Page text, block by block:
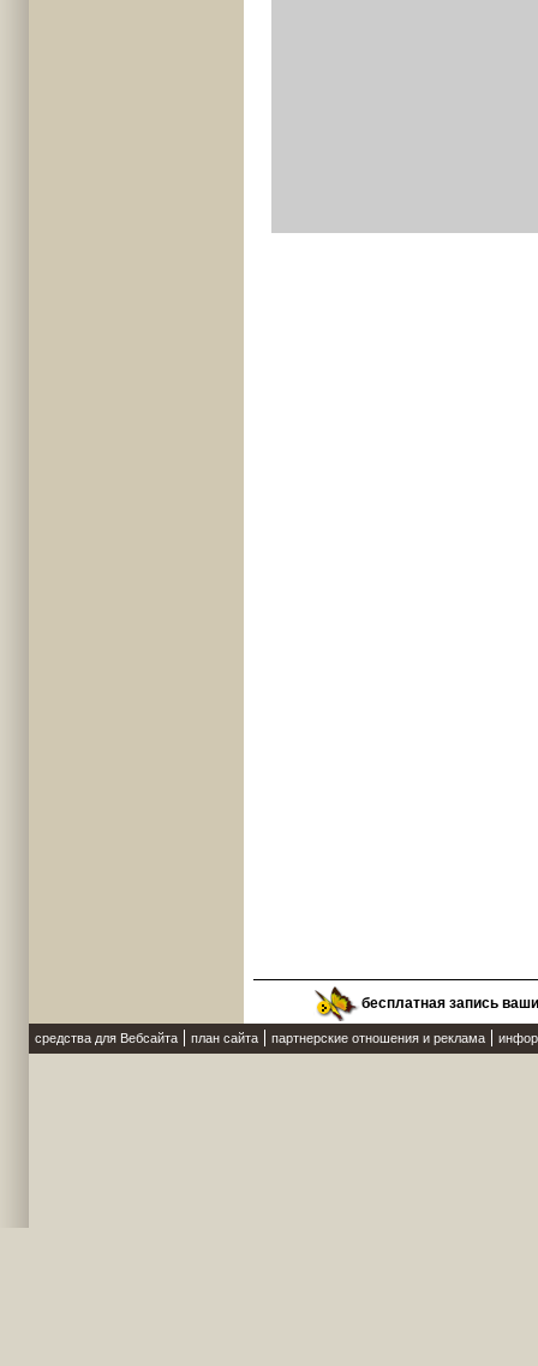
бесплатная запись
средства для Вебсайта план сайта партнерские отношения и реклама